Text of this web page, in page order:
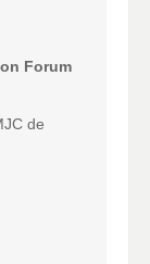
Forum
de